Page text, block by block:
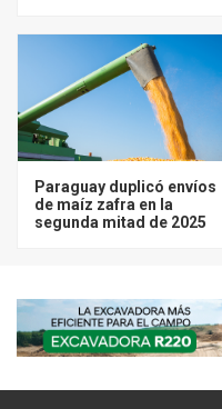
Paraguay duplicó envíos
de maíz zafra en la
segunda mitad de 2025